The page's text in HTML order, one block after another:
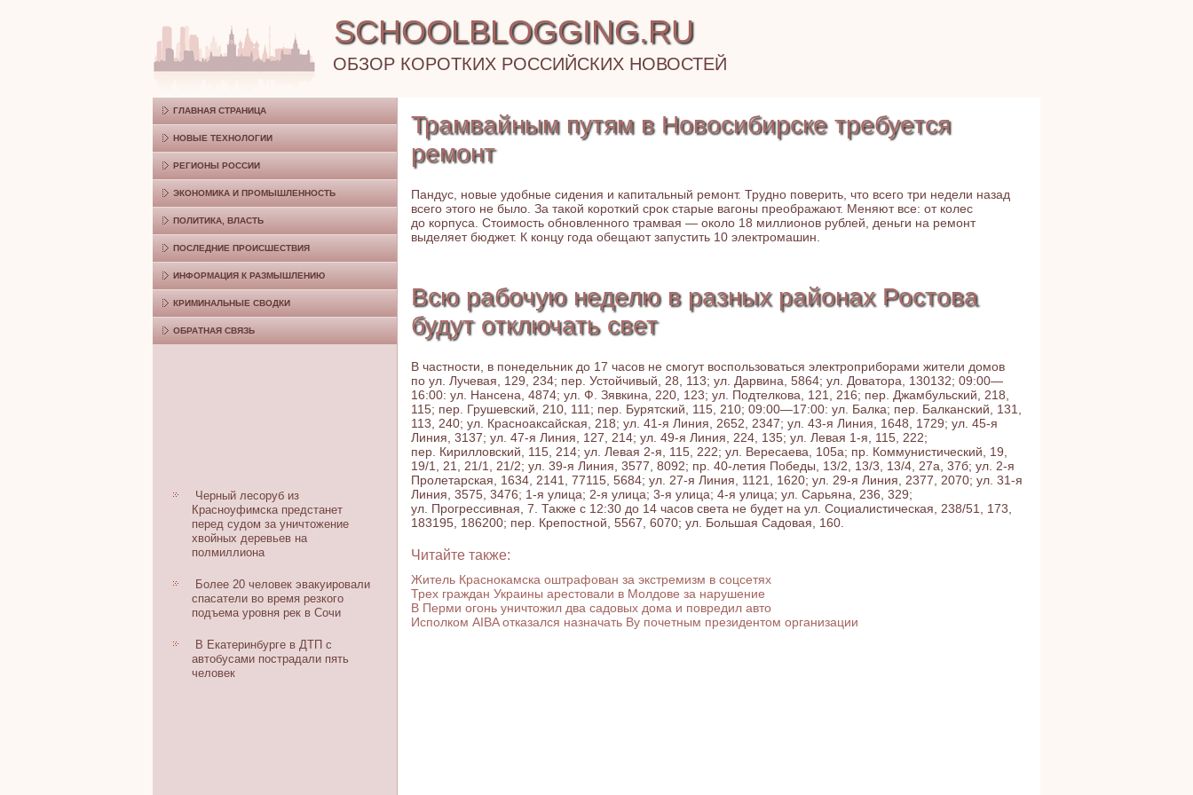
SCHOOLBLOGGING.RU
ОБЗОР КОРОТКИХ РОССИЙСКИХ НОВОСТЕЙ
ГЛАВНАЯ СТРАНИЦА
НОВЫЕ ТЕХНОЛОГИИ
РЕГИОНЫ РОССИИ
ЭКОНОМИКА И ПРОМЫШЛЕННОСТЬ
ПОЛИТИКА, ВЛАСТЬ
ПОСЛЕДНИЕ ПРОИСШЕСТВИЯ
ИНФОРМАЦИЯ К РАЗМЫШЛЕНИЮ
КРИМИНАЛЬНЫЕ СВОДКИ
ОБРАТНАЯ СВЯЗЬ
Черный лесоруб из
Красноуфимска предстанет
перед судом за уничтожение
хвойных деревьев на
полмиллиона
Более 20 человек эвакуировали
спасатели во время резкого
подъема уровня рек в Сочи
В Екатеринбурге в ДТП с
автобусами пострадали пять
человек
Трамвайным путям в Новосибирске требуется
ремонт
Пандус, новые удобные сидения и капитальный ремонт. Трудно поверить, что всего три недели назад
всего этого не было. За такой короткий срок старые вагоны преображают. Меняют все: от колес
до корпуса. Стоимость обновленного трамвая — около 18 миллионов рублей, деньги на ремонт
выделяет бюджет. К концу года обещают запустить 10 электромашин.
Всю рабочую неделю в разных районах Ростова
будут отключать свет
В частности, в понедельник до 17 часов не смогут воспользоваться электроприборами жители домов
по ул. Лучевая, 129, 234; пер. Устойчивый, 28, 113; ул. Дарвина, 5864; ул. Доватора, 130132; 09:00—
16:00: ул. Нансена, 4874; ул. Ф. Зявкина, 220, 123; ул. Подтелкова, 121, 216; пер. Джамбульский, 218,
115; пер. Грушевский, 210, 111; пер. Бурятский, 115, 210; 09:00—17:00: ул. Балка; пер. Балканский, 131,
113, 240; ул. Красноаксайская, 218; ул. 41-я Линия, 2652, 2347; ул. 43-я Линия, 1648, 1729; ул. 45-я
Линия, 3137; ул. 47-я Линия, 127, 214; ул. 49-я Линия, 224, 135; ул. Левая 1-я, 115, 222;
пер. Кирилловский, 115, 214; ул. Левая 2-я, 115, 222; ул. Вересаева, 105а; пр. Коммунистический, 19,
19/1, 21, 21/1, 21/2; ул. 39-я Линия, 3577, 8092; пр. 40-летия Победы, 13/2, 13/3, 13/4, 27а, 37б; ул. 2-я
Пролетарская, 1634, 2141, 77115, 5684; ул. 27-я Линия, 1121, 1620; ул. 29-я Линия, 2377, 2070; ул. 31-я
Линия, 3575, 3476; 1-я улица; 2-я улица; 3-я улица; 4-я улица; ул. Сарьяна, 236, 329;
ул. Прогрессивная, 7. Также с 12:30 до 14 часов света не будет на ул. Социалистическая, 238/51, 173,
183195, 186200; пер. Крепостной, 5567, 6070; ул. Большая Садовая, 160.
Читайте также:
Житель Краснокамска оштрафован за экстремизм в соцсетях
Трех граждан Украины арестовали в Молдове за нарушение
В Перми огонь уничтожил два садовых дома и повредил авто
Исполком AIBA отказался назначать Ву почетным президентом организации